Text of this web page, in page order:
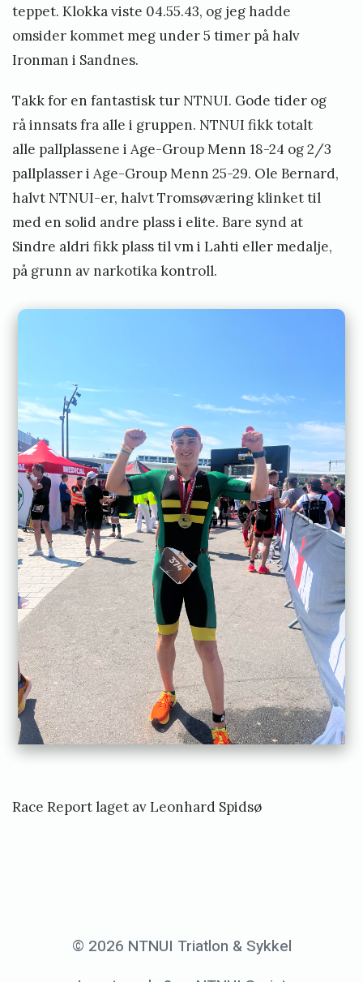
teppet. Klokka viste 04.55.43, og jeg hadde
omsider kommet meg under 5 timer på halv
Ironman i Sandnes.
Takk for en fantastisk tur NTNUI. Gode tider og
rå innsats fra alle i gruppen. NTNUI fikk totalt
alle pallplassene i Age-Group Menn 18-24 og 2/3
pallplasser i Age-Group Menn 25-29. Ole Bernard,
halvt NTNUI-er, halvt Tromsøværing klinket til
med en solid andre plass i elite. Bare synd at
Sindre aldri fikk plass til vm i Lahti eller medalje,
på grunn av narkotika kontroll.
Race Report laget av Leonhard Spidsø
© 2026 NTNUI Triatlon & Sykkel